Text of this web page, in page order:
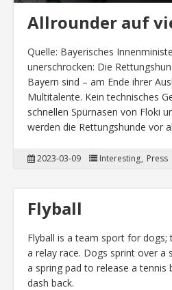
Allrounder auf
Quelle: Bayerisches
unerschrocken: Die
Bayern sind – am Ende ihrer
Multitalente. Kein technisches
schnellen Spürnasen von Floki
werden die Rettungshunde vor
2023-03-09 Interesting Press
Flyball
Flyball is a team sport for
a relay race. Dogs sprint over a
a spring pad to release a tennis
dash back.